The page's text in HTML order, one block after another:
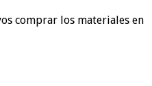
comprar los materiales en